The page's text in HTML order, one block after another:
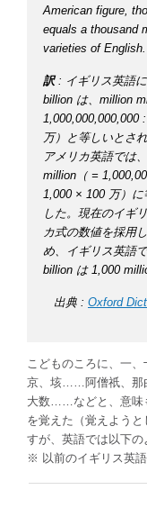
American figure,
equals a thousand
varieties of English.
訳: イギリス英語
billion は、million
1,000,000,000,000
万）と等しいとさ
アメリカ英語では
million（ =
1,000 × 100 万）に
した。現在のイギ
カ式の数値を採用
め、イギリス英語
billion は 1,000
出典 : Oxford
こどものころに、一、
京、垓……阿僧祇、那
大数……などと、意味
を覚えた（覚えよう
すが、英語では以下の
※ 以前のイギリス英